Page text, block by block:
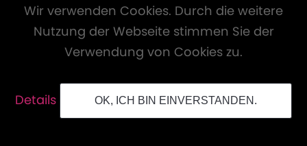
Wir verwenden Cookies. Durch die weitere
Nutzung der Webseite stimmen Sie der
Verwendung von Cookies zu.
Details OK, ICH BIN EINVERSTANDEN.